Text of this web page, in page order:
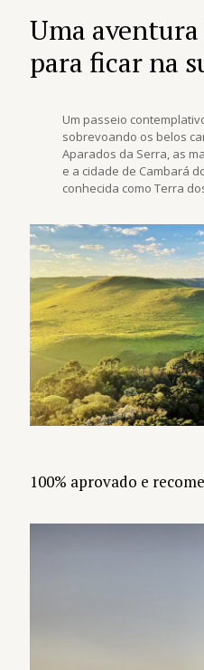
Uma
para ficar na
Um passeio
sobrevoando os belos
Aparados da Serra, as
e a cidade de Cambará
conhecida como Terra
100% aprovado e